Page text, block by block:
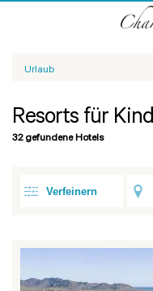
Urlaub
Resorts für
32 gefundene Hotels
Verfeinern